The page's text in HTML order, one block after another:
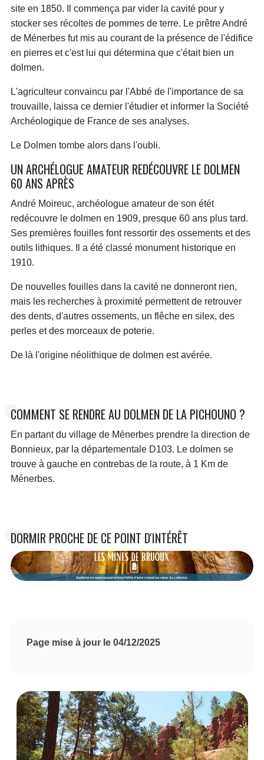
site en 1850. Il commença par vider la cavité pour y
stocker ses récoltes de pommes de terre. Le prêtre André
de Ménerbes fut mis au courant de la présence de l'édifice
en pierres et c'est lui qui détermina que c'était bien un
dolmen.
L'agriculteur convaincu par l'Abbé de l'importance de sa
trouvaille, laissa ce dernier l'étudier et informer la Société
Archéologique de France de ses analyses.
Le Dolmen tombe alors dans l'oubli.
UN ARCHÉLOGUE AMATEUR REDÉCOUVRE LE DOLMEN
60 ANS APRÈS
André Moireuc, archéologue amateur de son étét
redécouvre le dolmen en 1909, presque 60 ans plus tard.
Ses premières fouilles font ressortir des ossements et des
outils lithiques. Il a été classé monument historique en
1910.
De nouvelles fouilles dans la cavité ne donneront rien,
mais les recherches à proximité permettent de retrouver
des dents, d'autres ossements, un flêche en silex, des
perles et des morceaux de poterie.
De là l'origine néolithique de dolmen est avérée.
COMMENT SE RENDRE AU DOLMEN DE LA PICHOUNO ?
En partant du village de Ménerbes prendre la direction de
Bonnieux, par la départementale D103. Le dolmen se
trouve à gauche en contrebas de la route, à 1 Km de
Ménerbes.
DORMIR PROCHE DE CE POINT D'INTÉRÊT
Page mise à jour le 04/12/2025